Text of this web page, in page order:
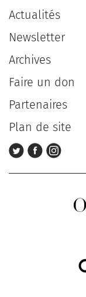
Actualités
Newsletter
Archives
Faire un don
Partenaires
Plan de site